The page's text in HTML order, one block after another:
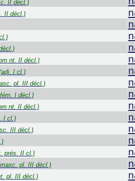
II décl.)
II décl.)
nt. II décl.)
I cl.)
pl. III décl.)
I décl.)
nt. II décl.)
I cl.)
III décl.)
prés. II cl.)
pl. III décl.)
pl. III décl.)